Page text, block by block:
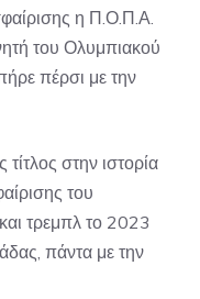
η Π.Ο.Π.Α.
του Ολυμπιακού
πέρσι με την
στην ιστορία
του
τρεμπλ το 2023
πάντα με την